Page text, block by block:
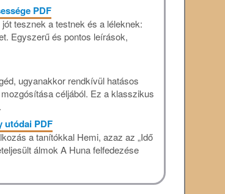
PDF
tesznek a testnek és a léleknek:
Egyszerű és pontos leírások,
ugyanakkor rendkívül hatásos
céljából. Ez a klasszikus
utódai PDF
a tanítókkal Hemi, azaz az „Idő
álmok A Huna felfedezése